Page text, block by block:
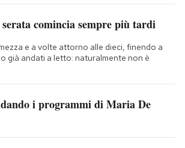
comincia sempre più tardi
e a volte attorno alle dieci, finendo a
già andati a letto: naturalmente non è
i programmi di Maria De